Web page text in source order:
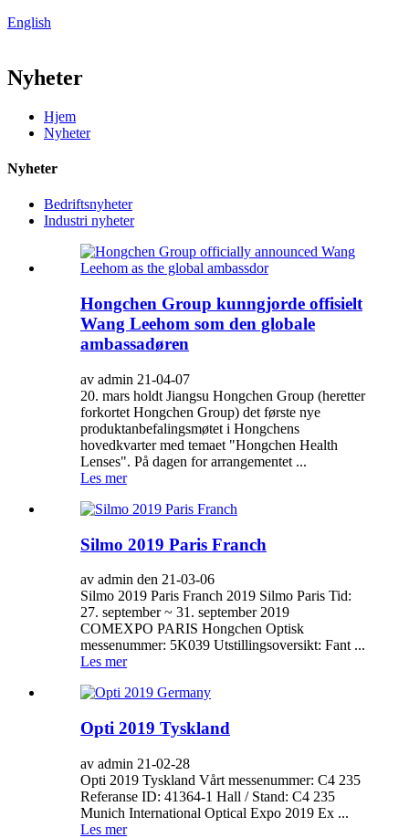
English
Nyheter
Hjem
Nyheter
Nyheter
Bedriftsnyheter
Industri nyheter
Hongchen Group kunngjorde offisielt
Wang Leehom som den globale
ambassadøren
av admin 21-04-07
20. mars holdt Jiangsu Hongchen Group (heretter
forkortet Hongchen Group) det første nye
produktanbefalingsmøtet i Hongchens
hovedkvarter med temaet "Hongchen Health
Lenses". På dagen for arrangementet ...
Les mer
Silmo 2019 Paris Franch
av admin den 21-03-06
Silmo 2019 Paris Franch 2019 Silmo Paris Tid:
27. september ~ 31. september 2019
COMEXPO PARIS Hongchen Optisk
messenummer: 5K039 Utstillingsoversikt: Fant ...
Les mer
Opti 2019 Tyskland
av admin 21-02-28
Opti 2019 Tyskland Vårt messenummer: C4 235
Referanse ID: 41364-1 Hall / Stand: C4 235
Munich International Optical Expo 2019 Ex ...
Les mer